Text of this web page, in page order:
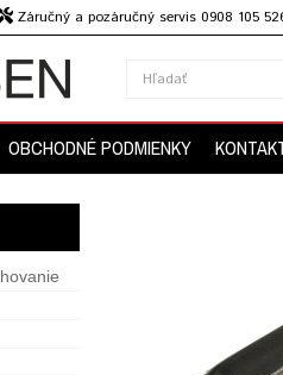
Záručný a pozáručný servis 0908 105
OBCHODNÉ PODMIENKY